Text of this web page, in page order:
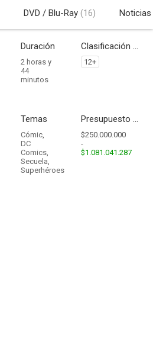
DVD / Blu-Ray (16) Noticias
Duración
2 horas y
44
minutos
Clasificación por edades
12+
Temas
Cómic,
DC
Comics,
Secuela,
Superhéroes
Presupuesto - Ingresos
$250.000.000
-
$1.081.041.287